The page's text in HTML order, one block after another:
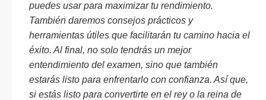
puedes usar para maximizar tu rendimiento.
También daremos consejos prácticos y
herramientas útiles que facilitarán tu camino hacia el
éxito. Al final, no solo tendrás un mejor
entendimiento del examen, sino que también
estarás listo para enfrentarlo con confianza. Así que,
si estás listo para convertirte en el rey o la reina de